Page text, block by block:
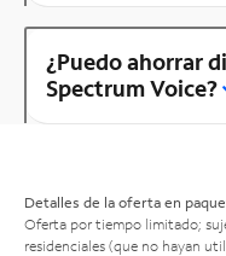
¿Puedo ahorrar
Spectrum Voice?
Detalles de la oferta en
Oferta por tiempo limitado;
residenciales (que no hayan